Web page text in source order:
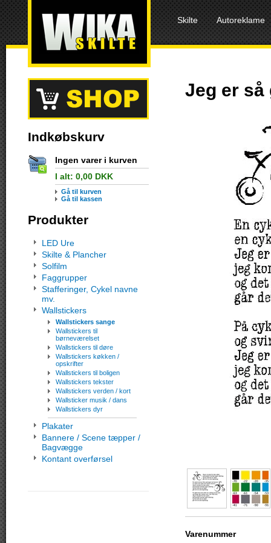
Skilte Autoreklame
Indkøbskurv
Ingen varer i kurven
I alt: 0,00 DKK
Gå til kurven
Gå til kassen
Produkter
LED Ure
Skilte & Plancher
Solfilm
Faggrupper
Stafferinger, Cykel navne
mv.
Wallstickers
Wallstickers sange
Wallstickers til
børneværelset
Wallstickers til døre
Wallstickers køkken /
opskrifter
Wallstickers til boligen
Wallstickers tekster
Wallstickers verden / kort
Wallsticker musik / dans
Wallstickers dyr
Plakater
Bannere / Scene tæpper /
Bagvægge
Kontant overførsel
Jeg er så
Varenummer